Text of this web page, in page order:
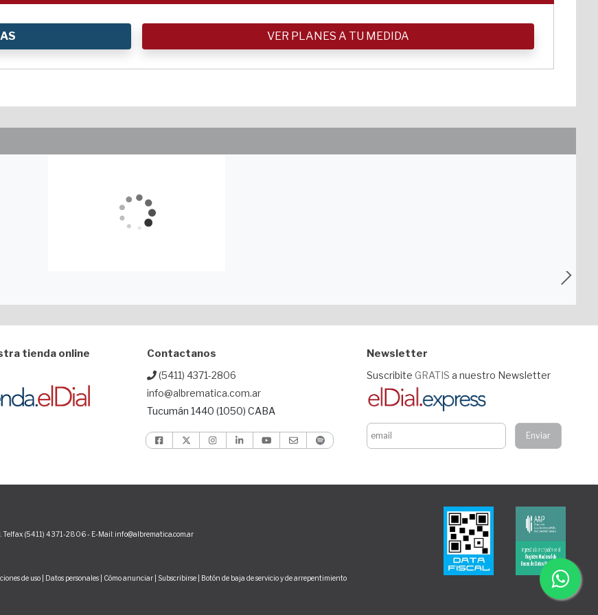
VER PLANES A TU MEDIDA
tienda online Contactanos
(5411) 4371-2806
info@albrematica.com.ar
Tucumán 1440 (1050) CABA
Newsletter
Suscribite GRATIS a nuestro Newsletter
(5411) 4371-2806 - E-Mail: info@albrematica.com.ar
de uso Datos personales Cómo anunciar Subscribirse Botón de baja de servicio y de arrepentimiento